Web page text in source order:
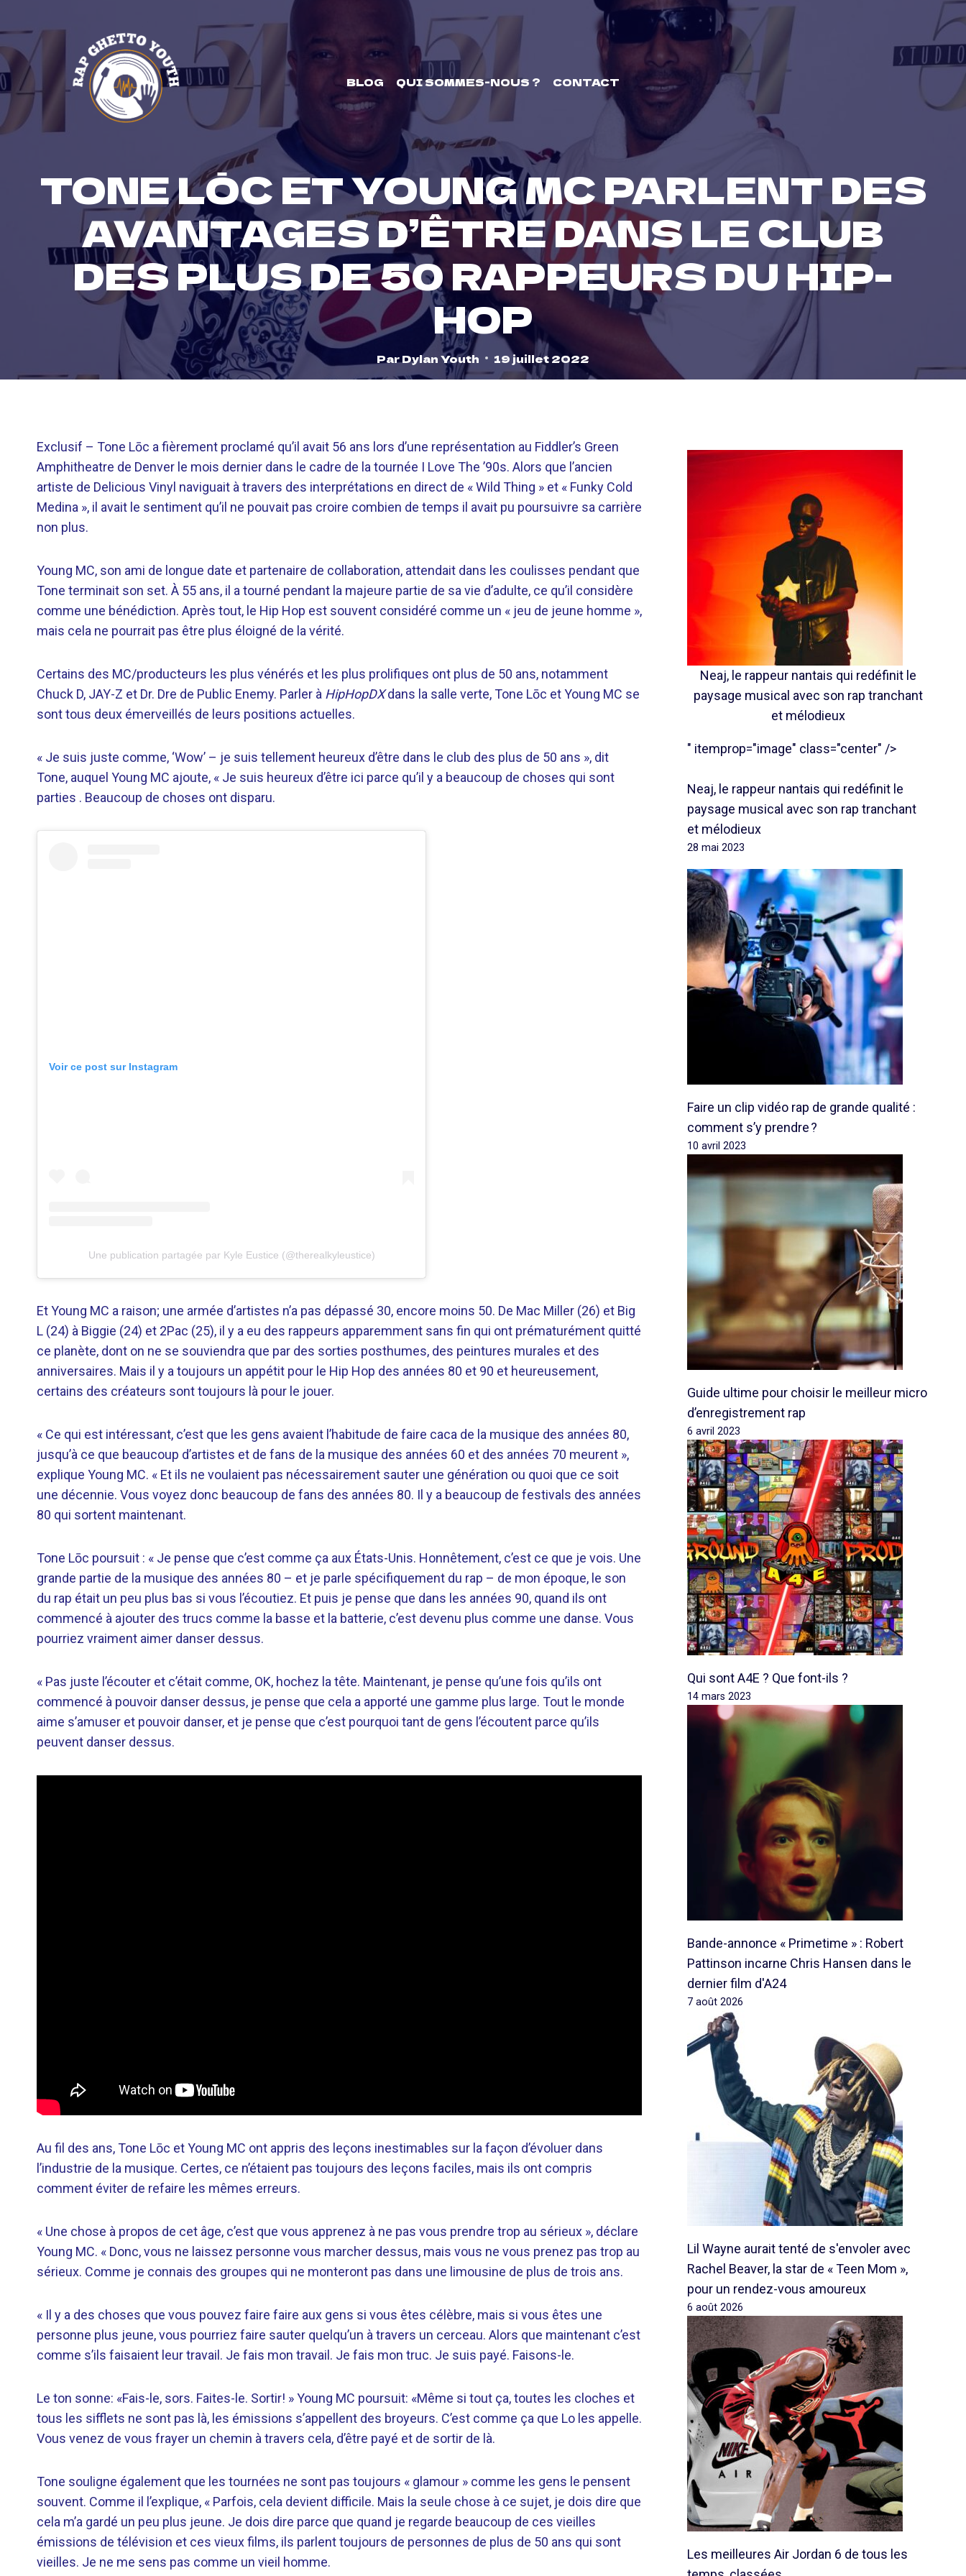
to
content
BLOG QUI SOMMES-NOUS ? CONTACT
TONE LŌC ET YOUNG MC PARLENT DES
AVANTAGES D’ÊTRE DANS LE CLUB
DES PLUS DE 50 RAPPEURS DU HIP-
HOP
ParDylan Youth 19 juillet 2022
Exclusif – Tone Lōc a fièrement proclamé qu’il avait 56 ans lors d’une représentation au Fiddler’s Green
Amphitheatre de Denver le mois dernier dans le cadre de la tournée I Love The ’90s. Alors que l’ancien
artiste de Delicious Vinyl naviguait à travers des interprétations en direct de « Wild Thing » et « Funky Cold
Medina », il avait le sentiment qu’il ne pouvait pas croire combien de temps il avait pu poursuivre sa carrière
non plus.
Young MC, son ami de longue date et partenaire de collaboration, attendait dans les coulisses pendant que
Tone terminait son set. À 55 ans, il a tourné pendant la majeure partie de sa vie d’adulte, ce qu’il considère
comme une bénédiction. Après tout, le Hip Hop est souvent considéré comme un « jeu de jeune homme »,
mais cela ne pourrait pas être plus éloigné de la vérité.
Certains des MC/producteurs les plus vénérés et les plus prolifiques ont plus de 50 ans, notamment
Chuck D, JAY-Z et Dr. Dre de Public Enemy. Parler à HipHopDXdans la salle verte, Tone Lōc et Young MC se
sont tous deux émerveillés de leurs positions actuelles.
« Je suis juste comme, ‘Wow’ – je suis tellement heureux d’être dans le club des plus de 50 ans », dit
Tone, auquel Young MC ajoute, « Je suis heureux d’être ici parce qu’il y a beaucoup de choses qui sont
parties . Beaucoup de choses ont disparu.
Voir ce post sur Instagram
Une publication partagée par Kyle Eustice (@therealkyleustice)
Et Young MC a raison; une armée d’artistes n’a pas dépassé 30, encore moins 50. De Mac Miller (26) et Big
L (24) à Biggie (24) et 2Pac (25), il y a eu des rappeurs apparemment sans fin qui ont prématurément quitté
ce planète, dont on ne se souviendra que par des sorties posthumes, des peintures murales et des
anniversaires. Mais il y a toujours un appétit pour le Hip Hop des années 80 et 90 et heureusement,
certains des créateurs sont toujours là pour le jouer.
« Ce qui est intéressant, c’est que les gens avaient l’habitude de faire caca de la musique des années 80,
jusqu’à ce que beaucoup d’artistes et de fans de la musique des années 60 et des années 70 meurent »,
explique Young MC. « Et ils ne voulaient pas nécessairement sauter une génération ou quoi que ce soit
une décennie. Vous voyez donc beaucoup de fans des années 80. Il y a beaucoup de festivals des années
80 qui sortent maintenant.
Tone Lōc poursuit : « Je pense que c’est comme ça aux États-Unis. Honnêtement, c’est ce que je vois. Une
grande partie de la musique des années 80 – et je parle spécifiquement du rap – de mon époque, le son
du rap était un peu plus bas si vous l’écoutiez. Et puis je pense que dans les années 90, quand ils ont
commencé à ajouter des trucs comme la basse et la batterie, c’est devenu plus comme une danse. Vous
pourriez vraiment aimer danser dessus.
« Pas juste l’écouter et c’était comme, OK, hochez la tête. Maintenant, je pense qu’une fois qu’ils ont
commencé à pouvoir danser dessus, je pense que cela a apporté une gamme plus large. Tout le monde
aime s’amuser et pouvoir danser, et je pense que c’est pourquoi tant de gens l’écoutent parce qu’ils
peuvent danser dessus.
Au fil des ans, Tone Lōc et Young MC ont appris des leçons inestimables sur la façon d’évoluer dans
l’industrie de la musique. Certes, ce n’étaient pas toujours des leçons faciles, mais ils ont compris
comment éviter de refaire les mêmes erreurs.
« Une chose à propos de cet âge, c’est que vous apprenez à ne pas vous prendre trop au sérieux », déclare
Young MC. « Donc, vous ne laissez personne vous marcher dessus, mais vous ne vous prenez pas trop au
sérieux. Comme je connais des groupes qui ne monteront pas dans une limousine de plus de trois ans.
« Il y a des choses que vous pouvez faire faire aux gens si vous êtes célèbre, mais si vous êtes une
personne plus jeune, vous pourriez faire sauter quelqu’un à travers un cerceau. Alors que maintenant c’est
comme s’ils faisaient leur travail. Je fais mon travail. Je fais mon truc. Je suis payé. Faisons-le.
Le ton sonne: «Fais-le, sors. Faites-le. Sortir! » Young MC poursuit: «Même si tout ça, toutes les cloches et
tous les sifflets ne sont pas là, les émissions s’appellent des broyeurs. C’est comme ça que Lo les appelle.
Vous venez de vous frayer un chemin à travers cela, d’être payé et de sortir de là.
Tone souligne également que les tournées ne sont pas toujours « glamour » comme les gens le pensent
souvent. Comme il l’explique, « Parfois, cela devient difficile. Mais la seule chose à ce sujet, je dois dire que
cela m’a gardé un peu plus jeune. Je dois dire parce que quand je regarde beaucoup de ces vieilles
émissions de télévision et ces vieux films, ils parlent toujours de personnes de plus de 50 ans qui sont
vieilles. Je ne me sens pas comme un vieil homme.
Neaj, le rappeur nantais qui redéfinit le
paysage musical avec son rap tranchant
et mélodieux
" itemprop="image" class="center" />
Neaj, le rappeur nantais qui redéfinit le
paysage musical avec son rap tranchant
et mélodieux
28 mai 2023
Faire un clip vidéo rap de grande qualité :
comment s’y prendre ?
10 avril 2023
Guide ultime pour choisir le meilleur micro
d’enregistrement rap
6 avril 2023
Qui sont A4E ? Que font-ils ?
14 mars 2023
Bande-annonce « Primetime » : Robert
Pattinson incarne Chris Hansen dans le
dernier film d'A24
7 août 2026
Lil Wayne aurait tenté de s'envoler avec
Rachel Beaver, la star de « Teen Mom »,
pour un rendez-vous amoureux
6 août 2026
Les meilleures Air Jordan 6 de tous les